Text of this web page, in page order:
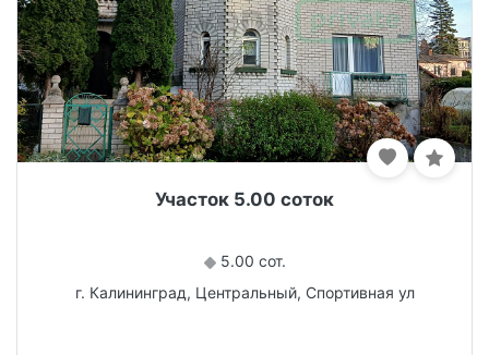
Участок 5.00 соток
5.00 сот.
г. Калининград, Центральный, Спортивная ул